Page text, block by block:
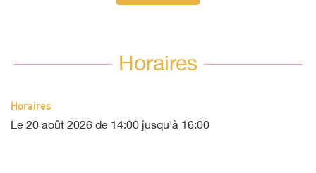
Horaires
Horaires
Le 20 août 2026 de 14:00 jusqu'à 16:00